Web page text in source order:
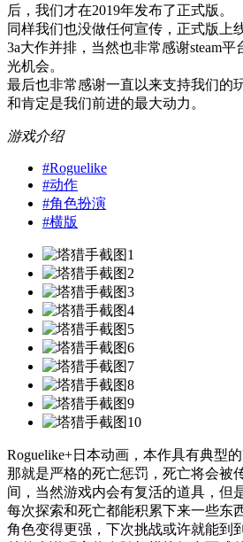
后，我们才在2019年发布了正式版。
同样我们也没做任何宣传，正式版上
3a大作并排，当然也非常感谢steam
光机会。
最后也非常感谢一直以来支持我们的
和肯定是我们前进的最大动力。
游戏介绍
#Roguelike
#动作
#角色扮演
#横版
Roguelike+日本动画，本作具有典型的
那就是严格的死亡惩罚，死亡将会被
间，当然游戏内会有复活的道具，但
每次探索和死亡都能积累下来一些东
角色变得更强，下次挑战或许就能到